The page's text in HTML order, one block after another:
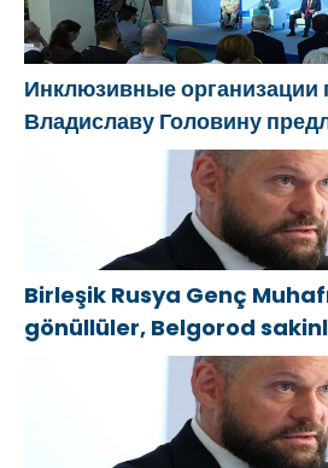
Инклюзивные организации
Владиславу Головину
Народную программу
Birleşik Rusya Genç
gönüllüler, Belgorod
söndürücüler ve
yardımcı olacak